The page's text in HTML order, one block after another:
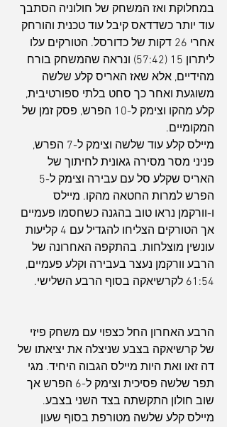
במחלוקת ואז המשחק של חולוניה הסתבך
עוד יותר כשדדאס קיבל עוד טכנית והורחק
אחרי 26 דקות של כדורסל. הטורקים עלו
ליתרון 15 (57:42) ונראה שהמשחק בורח
מהידיים, אלא שאז האריס קלע שלשה
משוגעת ואחר כך סחט בלתי ספורטיבית,
קלע מהקו וצימק ל-10 הפרש, פסק זמן של
המקומיים.
מיילס קלע עוד שלשה וצימק ל-7 הפרש,
פניני מסר מסירה גאונית לחיתוך של
הפרש למרות החטאה מהקו. מיילס
ו-וורקמן נראו טוב בהגנה כשחסמו פעמיים
אך הטורקים הצליחו להגדיל עם 4 קליעות
עונשין מוצלחות. בהתקפה האחרונה של
הרבע וורקמן נעצר בעבירה וקלע פעמיים,
61:54 לקרשיאקה בסוף הרבע השלישי.
הרבע האחרון החל כצפוי עם משחק פיזי
של קרשיאקה בצבע שניצלה את יציאתו של
דה זאו ואת היות מיילס הגבוה היחיד. מגי
תפר שלשה פסיכית וצימק ל-6 הפרש אך
שוב חולון התקשתה בצד השני בצבע.
מיילס קלע שלשה מטורפת בסוף שעון